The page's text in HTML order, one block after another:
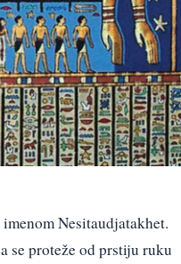
Nesitaudjatakhet.
se proteže od prstiju ruku